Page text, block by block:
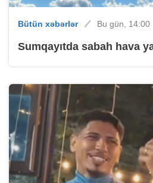
Bütün xəbərlər Bu gün, 14:00
Sumqayıtda sabah hava